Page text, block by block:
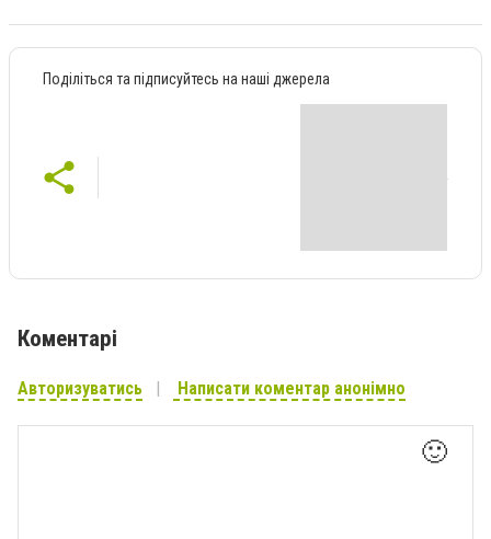
Поділіться та підписуйтесь на наші джерела
Коментарі
Авторизуватись Написати коментар анонімно
🙂